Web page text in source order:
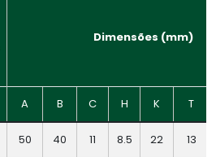
Dimensões (mm)
A B C H K T
50 40 11 8.5 22 13